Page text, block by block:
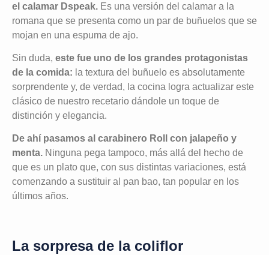
el calamar Dspeak. Es una versión del calamar a la
romana que se presenta como un par de buñuelos que se
mojan en una espuma de ajo.
Sin duda, este fue uno de los grandes protagonistas
de la comida: la textura del buñuelo es absolutamente
sorprendente y, de verdad, la cocina logra actualizar este
clásico de nuestro recetario dándole un toque de
distinción y elegancia.
De ahí pasamos al carabinero Roll con jalapeño y
menta. Ninguna pega tampoco, más allá del hecho de
que es un plato que, con sus distintas variaciones, está
comenzando a sustituir al pan bao, tan popular en los
últimos años.
La sorpresa de la coliflor